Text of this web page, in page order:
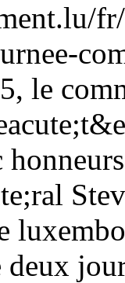
le
deux